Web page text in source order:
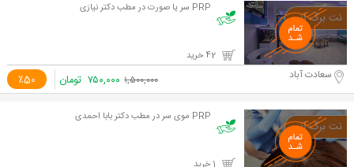
PRP سر یا صورت در مطب دکتر نیازی
٪50 سعادت آباد ۱,۵۰۰,۰۰۰ ۷۵۰,۰۰۰ تومان
PRP موی سر در مطب دکتر بابا احمدی